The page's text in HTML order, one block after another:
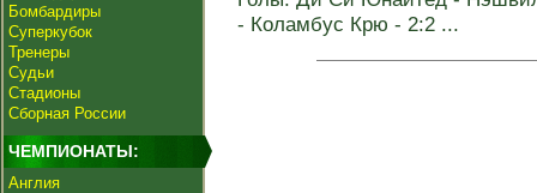
Бомбардиры
Суперкубок
Тренеры
Судьи
Стадионы
Сборная России
ЧЕМПИОНАТЫ:
Англия
- Коламбус Крю - 2:2 ...